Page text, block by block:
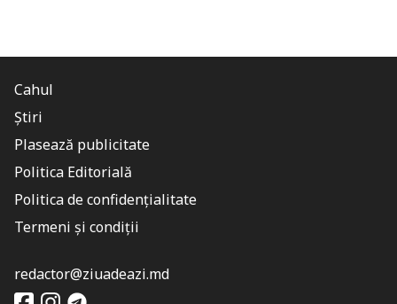
Cahul
Știri
Plasează publicitate
Politica Editorială
Politica de confidențialitate
Termeni și condiții
redactor@ziuadeazi.md